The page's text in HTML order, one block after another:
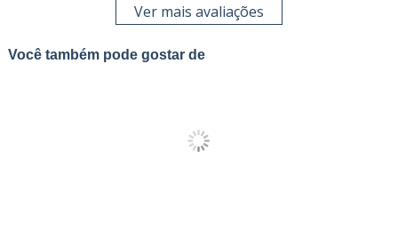
Ver mais avaliações
Você também pode gostar de